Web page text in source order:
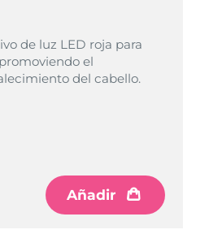
de luz LED roja para
el
del cabello.
Añadir